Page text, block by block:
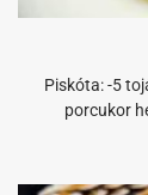
Piskóta: -5
porcukor